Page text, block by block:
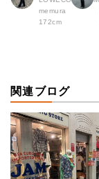
memura
172cm
関連ブログ